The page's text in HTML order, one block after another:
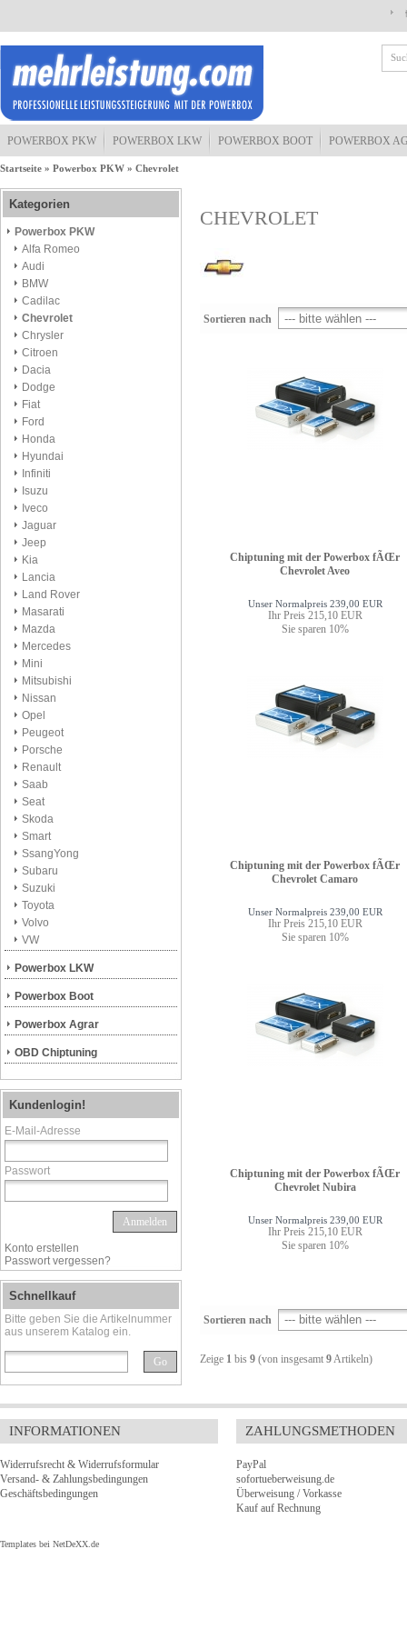
POWERBOX PKW POWERBOX LKW POWERBOX BOOT POWERBOX
Startseite » Powerbox PKW » Chevrolet
CHEVROLET
Sortieren nach
Chiptuning mit der Powerbox fÃŒr
Chevrolet Aveo
Unser Normalpreis 239,00 EUR
Ihr Preis 215,10 EUR
Sie sparen 10%
Chiptuning mit der Powerbox fÃŒr
Chevrolet Camaro
Unser Normalpreis 239,00 EUR
Ihr Preis 215,10 EUR
Sie sparen 10%
Chiptuning mit der Powerbox fÃŒr
Chevrolet Nubira
Unser Normalpreis 239,00 EUR
Ihr Preis 215,10 EUR
Sie sparen 10%
Sortieren nach
Zeige 1 bis 9 (von insgesamt 9Artikeln)
Kategorien
Powerbox PKW
Alfa Romeo
Audi
BMW
Cadilac
Chevrolet
Chrysler
Citroen
Dacia
Dodge
Fiat
Ford
Honda
Hyundai
Infiniti
Isuzu
Iveco
Jaguar
Jeep
Kia
Lancia
Land Rover
Masarati
Mazda
Mercedes
Mini
Mitsubishi
Nissan
Opel
Peugeot
Porsche
Renault
Saab
Seat
Skoda
Smart
SsangYong
Subaru
Suzuki
Toyota
Volvo
VW
Powerbox LKW
Powerbox Boot
Powerbox Agrar
OBD Chiptuning
Kundenlogin!
E-Mail-Adresse
Passwort
Anmelden
Konto erstellen
Passwort vergessen?
Schnellkauf
Bitte geben Sie die Artikelnummer
aus unserem Katalog ein.
Go
INFORMATIONEN
Widerrufsrecht & Widerrufsformular
Versand- & Zahlungsbedingungen
Geschäftsbedingungen
ZAHLUNGSMETHODEN
PayPal
sofortueberweisung.de
Überweisung / Vorkasse
Kauf auf Rechnung
Templates bei NetDeXX.de